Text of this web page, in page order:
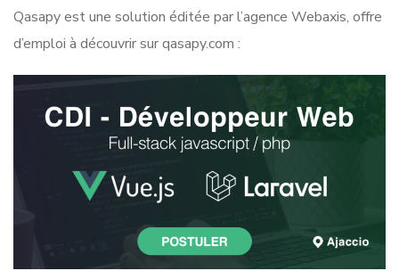
Qasapy est une solution éditée par l’agence Webaxis, offre
d’emploi à découvrir sur qasapy.com :